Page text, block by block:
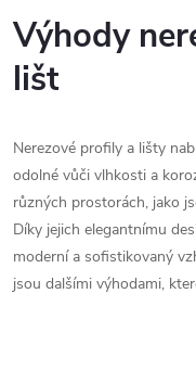
Výhody
lišt
Nerezové profily a lišty
odolné vůči vlhkosti a
různých prostorách, jako
Díky jejich elegantnímu
moderní a sofistikovaný
jsou dalšími výhodami,